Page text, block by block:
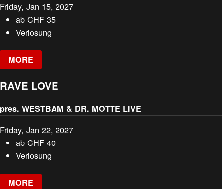
Friday, Jan 15, 2027
abCHF 35
Verlosung
MORE
RAVE LOVE
pres. WESTBAM & DR. MOTTE LIVE
Friday, Jan 22, 2027
abCHF 40
Verlosung
MORE